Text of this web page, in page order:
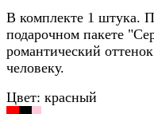
В комплекте 1 штука.
подарочном пакете
романтический
человеку.
Цвет: красный